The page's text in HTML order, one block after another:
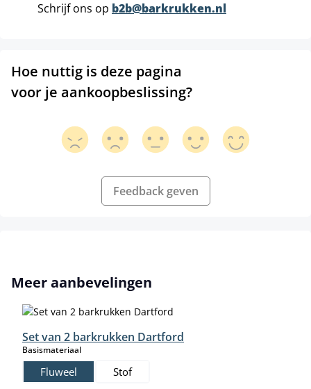
Schrijf ons op b2b@barkrukken.nl
Hoe nuttig is deze pagina
voor je aankoopbeslissing?
Feedback geven
Productgalerij overslaan
Meer aanbevelingen
Set van 2 barkrukken Dartford
Basismateriaalselect
Fluweel Stof